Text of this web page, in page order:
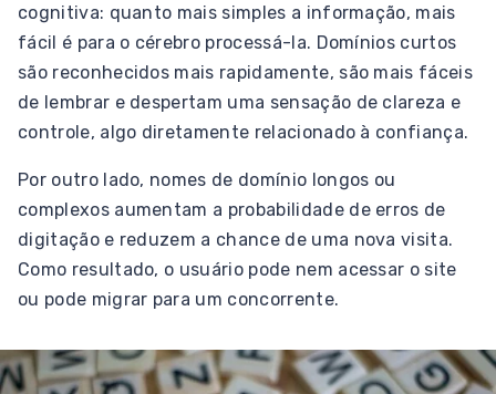
cognitiva: quanto mais simples a informação, mais
fácil é para o cérebro processá-la. Domínios curtos
são reconhecidos mais rapidamente, são mais fáceis
de lembrar e despertam uma sensação de clareza e
controle, algo diretamente relacionado à confiança.
Por outro lado, nomes de domínio longos ou
complexos aumentam a probabilidade de erros de
digitação e reduzem a chance de uma nova visita.
Como resultado, o usuário pode nem acessar o site
ou pode migrar para um concorrente.